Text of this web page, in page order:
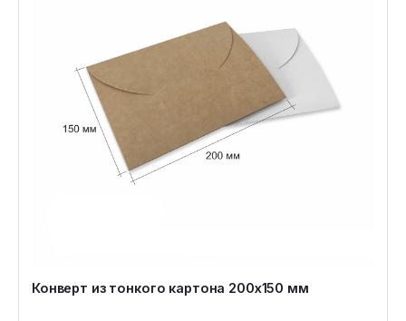
Конверт из тонкого картона 200х150 мм